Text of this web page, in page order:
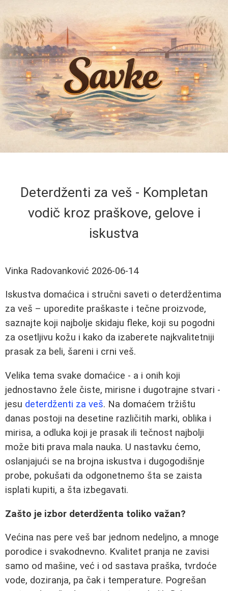
Deterdženti za veš - Kompletan
vodič kroz praškove, gelove i
iskustva
Vinka Radovanković 2026-06-14
Iskustva domaćica i stručni saveti o deterdžentima
za veš – uporedite praškaste i tečne proizvode,
saznajte koji najbolje skidaju fleke, koji su pogodni
za osetljivu kožu i kako da izaberete najkvalitetniji
prasak za beli, šareni i crni veš.
Velika tema svake domaćice - a i onih koji
jednostavno žele čiste, mirisne i dugotrajne stvari -
jesu deterdženti za veš. Na domaćem tržištu
danas postoji na desetine različitih marki, oblika i
mirisa, a odluka koji je prasak ili tečnost najbolji
može biti prava mala nauka. U nastavku ćemo,
oslanjajući se na brojna iskustva i dugogodišnje
probe, pokušati da odgonetnemo šta se zaista
isplati kupiti, a šta izbegavati.
Zašto je izbor deterdženta toliko važan?
Većina nas pere veš bar jednom nedeljno, a mnoge
porodice i svakodnevno. Kvalitet pranja ne zavisi
samo od mašine, već i od sastava praška, tvrdoće
vode, doziranja, pa čak i temperature. Pogrešan